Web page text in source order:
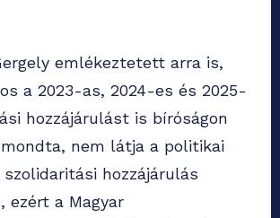
emlékeztetett arra is,
a 2023-as, 2024-es és 2025-
hozzájárulást is bíróságon
nem látja a politikai
hozzájárulás
ezért a Magyar